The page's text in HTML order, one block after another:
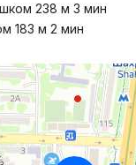
238 м 3 мин
183 м 2 мин